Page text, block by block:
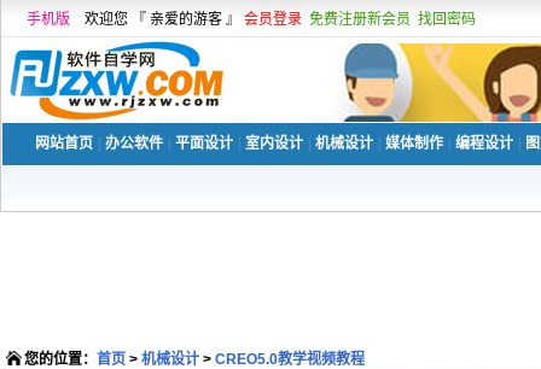
手机版 欢迎您 『 亲爱的游客 』 会员登录 免费注册新会员 找回密码
网站首页 办公软件 平面设计 室内设计 机械设计 媒体制作 编程设计
您的位置： 首页 > 机械设计 > CREO5.0教学视频教程